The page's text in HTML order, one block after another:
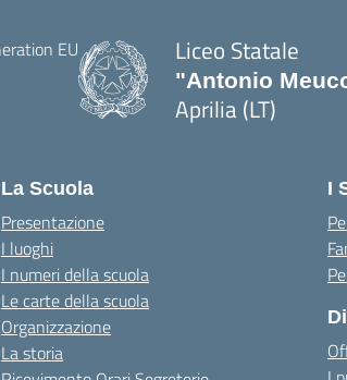
Liceo Statale
"Antonio
Aprilia (LT)
La Scuola
Presentazione
I luoghi
I numeri della scuola
Le carte della scuola
Organizzazione
La storia
I